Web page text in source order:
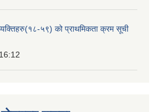
व्यक्तिहरु(१८-५९) को प्राथमिकता क्रम सूची